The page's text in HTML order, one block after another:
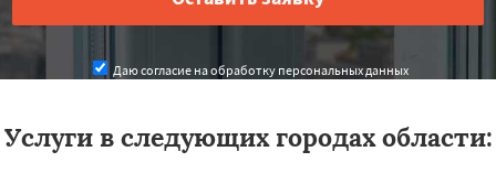
Даю согласие на обработку персональных данных
Услуги в следующих городах области: